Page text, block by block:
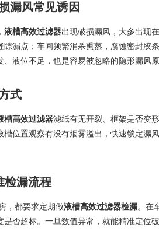
漏风常见诱因
液槽高效过滤器出现破损漏风，大多出现
漏点；车间频繁消杀熏蒸，腐蚀密封胶
液位不足，也是容易被忽略的隐形漏风原
式
槽高效过滤器滤纸有无开裂、框架是否变
位置观察有没有烟雾溢出，快速锁定漏
检漏流程
，都要求定期做液槽高效过滤器检漏。在
否超标。一旦数值异常，就能精准定位